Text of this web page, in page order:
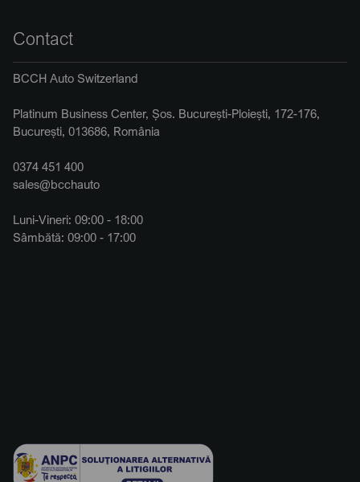
Contact
BCCH Auto Switzerland
Platinum Business Center, Șos. București-Ploiești, 172-176,
București, 013686, România
0374 451 400
sales@bcchauto
Luni-Vineri: 09:00 - 18:00
Sâmbătă: 09:00 - 17:00